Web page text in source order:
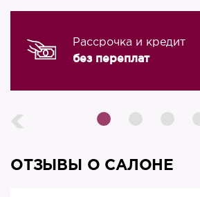
Рассрочка и кредит
без переплат
ОТЗЫВЫ О САЛОНЕ